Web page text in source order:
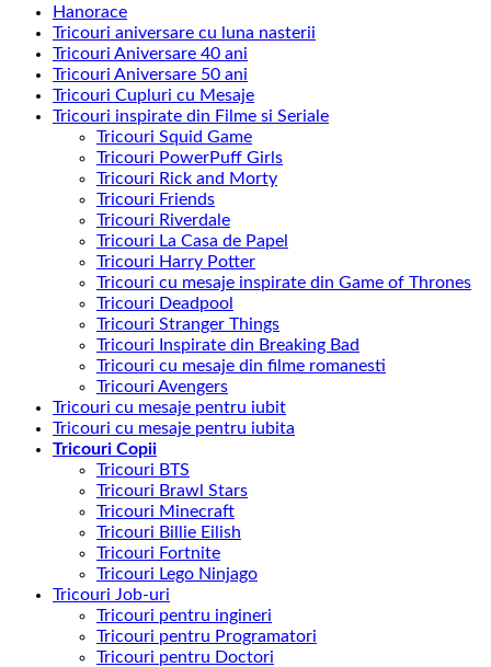
Hanorace
Tricouri aniversare cu luna nasterii
Tricouri Aniversare 40 ani
Tricouri Aniversare 50 ani
Tricouri Cupluri cu Mesaje
Tricouri inspirate din Filme si Seriale
Tricouri Squid Game
Tricouri PowerPuff Girls
Tricouri Rick and Morty
Tricouri Friends
Tricouri Riverdale
Tricouri La Casa de Papel
Tricouri Harry Potter
Tricouri cu mesaje inspirate din Game of Thrones
Tricouri Deadpool
Tricouri Stranger Things
Tricouri Inspirate din Breaking Bad
Tricouri cu mesaje din filme romanesti
Tricouri Avengers
Tricouri cu mesaje pentru iubit
Tricouri cu mesaje pentru iubita
Tricouri Copii
Tricouri BTS
Tricouri Brawl Stars
Tricouri Minecraft
Tricouri Billie Eilish
Tricouri Fortnite
Tricouri Lego Ninjago
Tricouri Job-uri
Tricouri pentru ingineri
Tricouri pentru Programatori
Tricouri pentru Doctori